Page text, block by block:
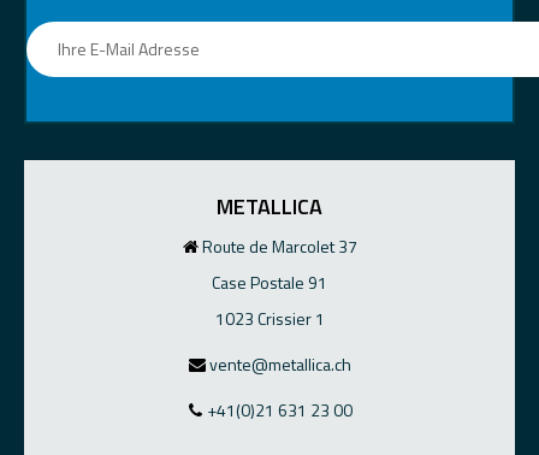
METALLICA
Route de Marcolet 37
Case Postale 91
1023 Crissier 1
vente@metallica.ch
+41(0)21 631 23 00